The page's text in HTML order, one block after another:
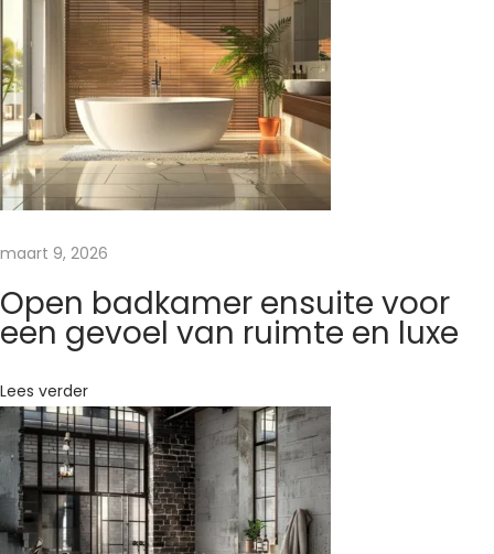
b
a
d
k
a
m
r
a
c
e
s
o
r
maart 9, 2026
Open badkamer ensuite voor
een gevoel van ruimte en luxe
Lees verder